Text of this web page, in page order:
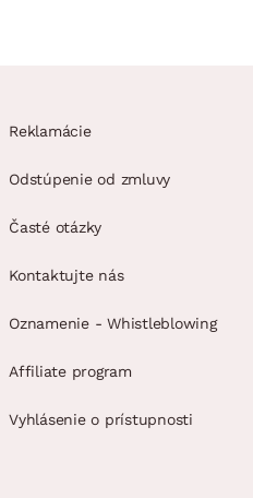
Reklamácie
Odstúpenie od zmluvy
Časté otázky
Kontaktujte nás
Oznamenie - Whistleblowing
Affiliate program
Vyhlásenie o prístupnosti